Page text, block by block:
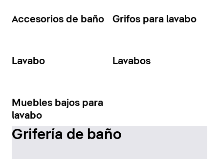
Accesorios de baño Grifos para lavabo
Lavabo Lavabos
Muebles bajos para
lavabo
Grifería de baño